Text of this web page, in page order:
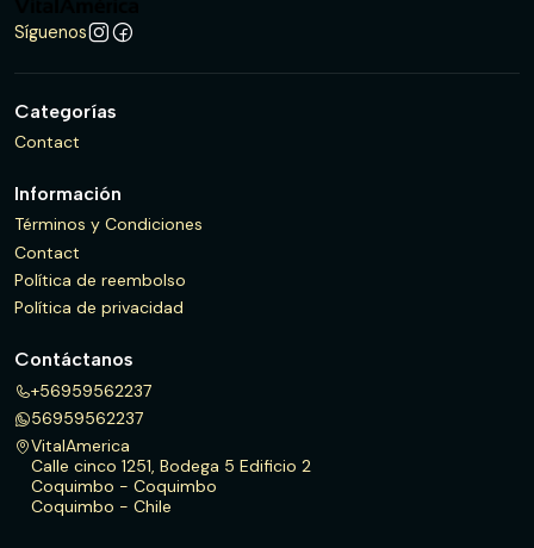
Síguenos
Categorías
Contact
Información
Términos y Condiciones
Contact
Política de reembolso
Política de privacidad
Contáctanos
+56959562237
56959562237
VitalAmerica
Calle cinco 1251, Bodega 5 Edificio 2
Coquimbo - Coquimbo
Coquimbo - Chile